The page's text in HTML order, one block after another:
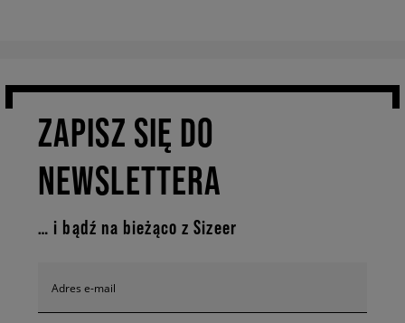
ZAPISZ SIĘ DO
NEWSLETTERA
… i bądź na bieżąco z Sizeer
Adres e-mail